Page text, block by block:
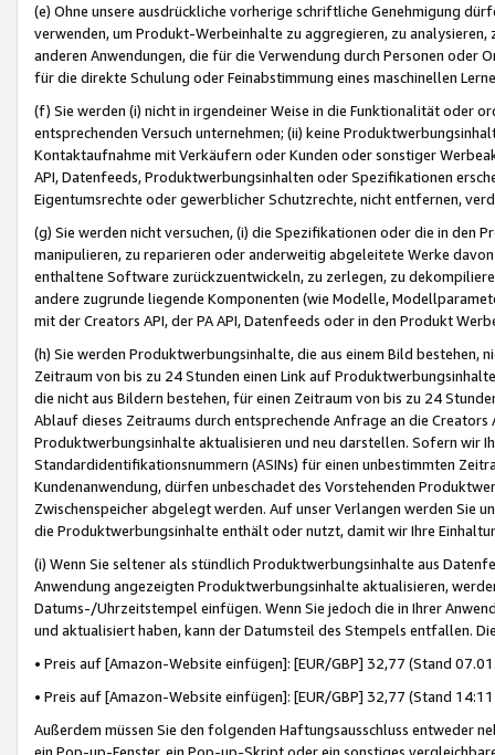
(e) Ohne unsere ausdrückliche vorherige schriftliche Genehmigung
verwenden, um Produkt-Werbeinhalte zu aggregieren, zu
anderen Anwendungen, die für die Verwendung durch Personen
für die direkte Schulung oder Feinabstimmung eines maschinellen
(f) Sie werden (i) nicht in irgendeiner Weise in die Funktionalität oder
entsprechenden Versuch unternehmen; (ii) keine
Kontaktaufnahme mit Verkäufern oder Kunden oder sonstiger
API, Datenfeeds, Produktwerbungsinhalten oder Spezifikationen
Eigentumsrechte oder gewerblicher Schutzrechte, nicht entfernen,
(g) Sie werden nicht versuchen, (i) die Spezifikationen oder die in
manipulieren, zu reparieren oder anderweitig abgeleitete Werke
enthaltene Software zurückzuentwickeln, zu zerlegen, zu
andere zugrunde liegende Komponenten (wie Modelle,
mit der Creators API, der PA API, Datenfeeds oder in den Produkt
(h) Sie werden Produktwerbungsinhalte, die aus einem Bild bestehen,
Zeitraum von bis zu 24 Stunden einen Link auf
die nicht aus Bildern bestehen, für einen Zeitraum von bis zu 24
Ablauf dieses Zeitraums durch entsprechende Anfrage an die
Produktwerbungsinhalte aktualisieren und neu darstellen. Sofern wir
Standardidentifikationsnummern (ASINs) für einen unbestimmten
Kundenanwendung, dürfen unbeschadet des Vorstehenden
Zwischenspeicher abgelegt werden. Auf unser Verlangen werden Sie
die Produktwerbungsinhalte enthält oder nutzt, damit wir Ihre
(i) Wenn Sie seltener als stündlich Produktwerbungsinhalte aus
Anwendung angezeigten Produktwerbungsinhalte aktualisieren,
Datums-/Uhrzeitstempel einfügen. Wenn Sie jedoch die in Ihrer
und aktualisiert haben, kann der Datumsteil des Stempels entfallen.
• Preis auf [Amazon-Website einfügen]: [EUR/GBP] 32,77 (Stand
• Preis auf [Amazon-Website einfügen]: [EUR/GBP] 32,77 (Stand
Außerdem müssen Sie den folgenden Haftungsausschluss entweder
ein Pop-up-Fenster, ein Pop-up-Skript oder ein sonstiges